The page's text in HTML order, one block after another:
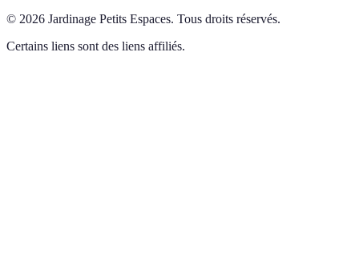
© 2026 Jardinage Petits Espaces. Tous droits réservés.
Certains liens sont des liens affiliés.